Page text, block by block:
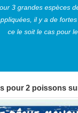
3 grandes espèces
il y a de
ce le soit le cas pour
pour 2 poissons